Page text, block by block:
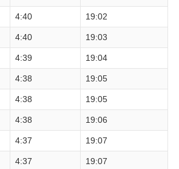
4:40 19:02
4:40 19:03
4:39 19:04
4:38 19:05
4:38 19:05
4:38 19:06
4:37 19:07
4:37 19:07